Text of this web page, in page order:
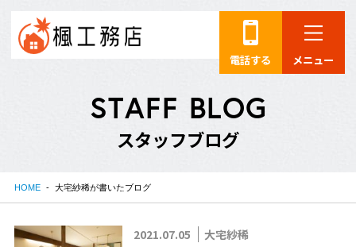
電話する メニュー
STAFF BLOG
スタッフブログ
HOME 大宅紗稀が書いたブログ
2021.07.05 大宅紗稀